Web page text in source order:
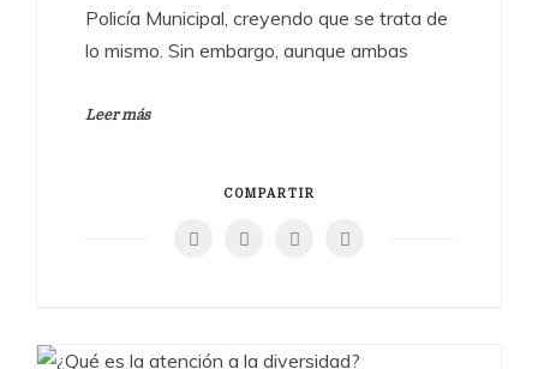
Policía Municipal, creyendo que se trata de
lo mismo. Sin embargo, aunque ambas
Leer más
COMPARTIR